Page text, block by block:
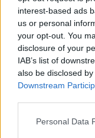
interest-based ads
us or personal
your opt-out. You
disclosure of your
IAB’s list of
also be disclosed
Downstream
Personal Data
Ψηφιακών